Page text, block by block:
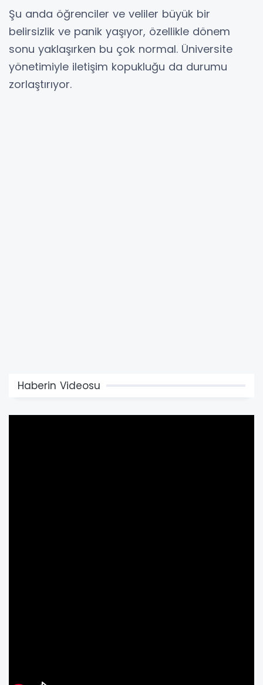
Şu anda öğrenciler ve veliler büyük bir
belirsizlik ve panik yaşıyor, özellikle dönem
sonu yaklaşırken bu çok normal. Üniversite
yönetimiyle iletişim kopukluğu da durumu
zorlaştırıyor.
Haberin Videosu